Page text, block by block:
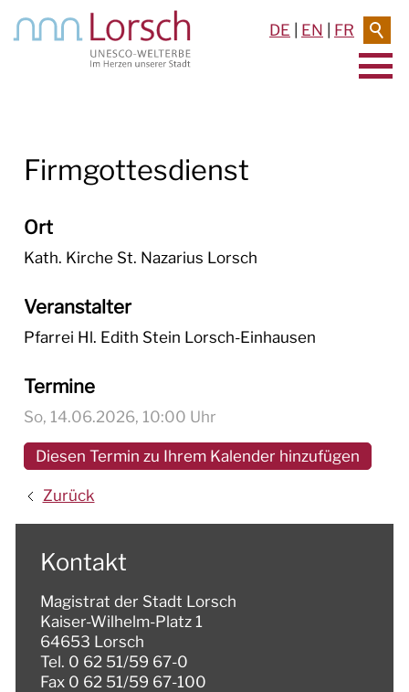
DE EN FR
RATHAUS & SERVICE
LEBEN IN LORSCH
KULTUR
TOURISMUS
Firmgottesdienst
Ort
Kath. Kirche St. Nazarius Lorsch
Veranstalter
Pfarrei Hl. Edith Stein Lorsch-Einhausen
Termine
So, 14.06.2026, 10:00 Uhr
Diesen Termin zu Ihrem Kalender hinzufügen
Zurück
Kontakt
Magistrat der Stadt Lorsch
Kaiser-Wilhelm-Platz 1
64653 Lorsch
Tel. 0 62 51/59 67-0
Fax 0 62 51/59 67-100